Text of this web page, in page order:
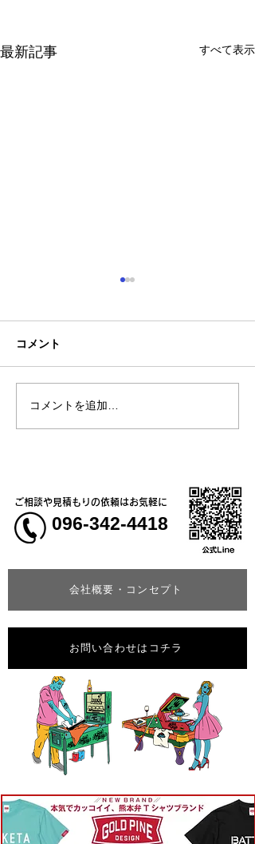
最新記事 すべて表示
コメント
コメントを追加…
会社概要・コンセプト
ご相談や見積もりの依頼はお気軽に
096-342-4418
お問い合わせはコチラ